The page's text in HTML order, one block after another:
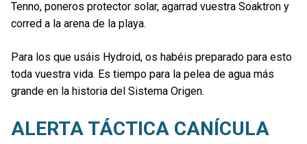
Tenno, poneros protector solar, agarrad vuestra Soaktron y
corred a la arena de la playa.
Para los que usáis Hydroid, os habéis preparado para esto
toda vuestra vida. Es tiempo para la pelea de agua más
grande en la historia del Sistema Origen.
ALERTA TÁCTICA CANÍCULA